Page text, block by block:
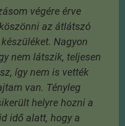
végére érve
az átlátszó
Nagyon
nem látszik, teljesen
így nem is vették
van. Tényleg
helyre hozni a
idő alatt, hogy a